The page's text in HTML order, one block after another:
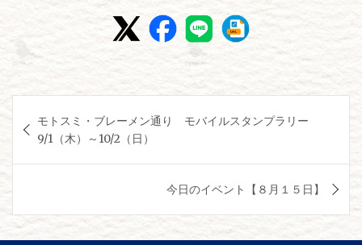
稿
ナ
ゲ
ー
モトスミ・ブレーメン通り モバイルスタンプラリー
9/1（木）～10/2（日）
今日のイベント【８月１５日】